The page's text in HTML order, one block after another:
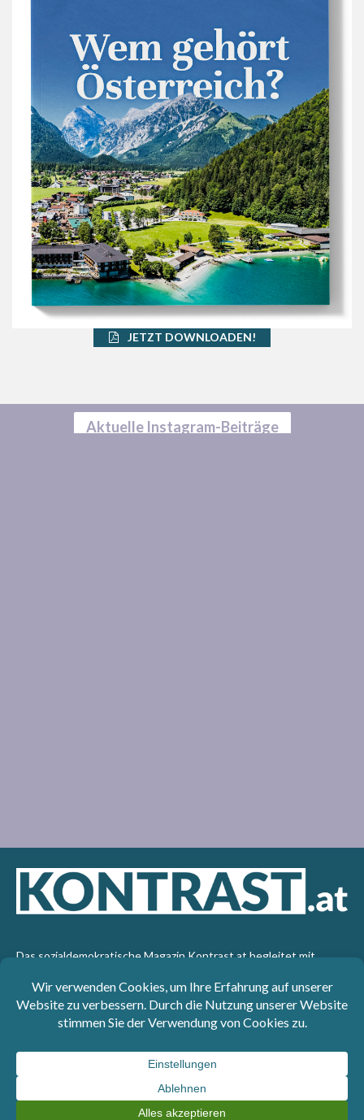
JETZT DOWNLOADEN!
Aktuelle Instagram-Beiträge
Das sozialdemokratische Magazin Kontrast.at begleitet mit
Gesellschaft, Staat und Wirtschaft von einem progressiven,
emanzipatorischen Standpunkt aus. Kontrast wirft den Blick der
sozialen Gerechtigkeit auf die Welt.
: SPÖ-Klub - 1017 Wien - Telefon: +43 1 40110-
3393 - e-mail: redaktion@kontrast.at -
Datenschutzerklärung